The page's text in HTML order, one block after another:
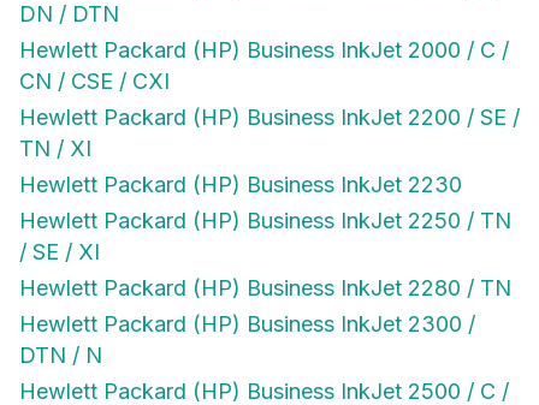
DN / DTN
Hewlett Packard (HP) Business InkJet 2000 / C /
CN / CSE / CXI
Hewlett Packard (HP) Business InkJet 2200 / SE /
TN / XI
Hewlett Packard (HP) Business InkJet 2230
Hewlett Packard (HP) Business InkJet 2250 / TN
/ SE / XI
Hewlett Packard (HP) Business InkJet 2280 / TN
Hewlett Packard (HP) Business InkJet 2300 /
DTN / N
Hewlett Packard (HP) Business InkJet 2500 / C /